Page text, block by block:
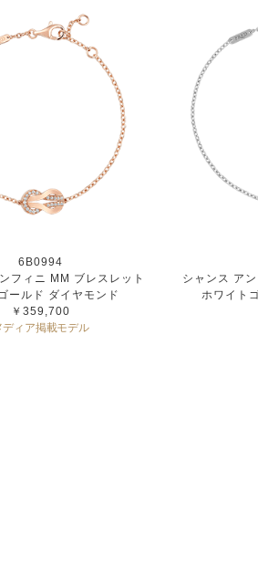
6B0994
フィニ MM ブレスレット
ールド ダイヤモンド
￥359,700
ディア掲載モデル
シャンス ア
ホワイト